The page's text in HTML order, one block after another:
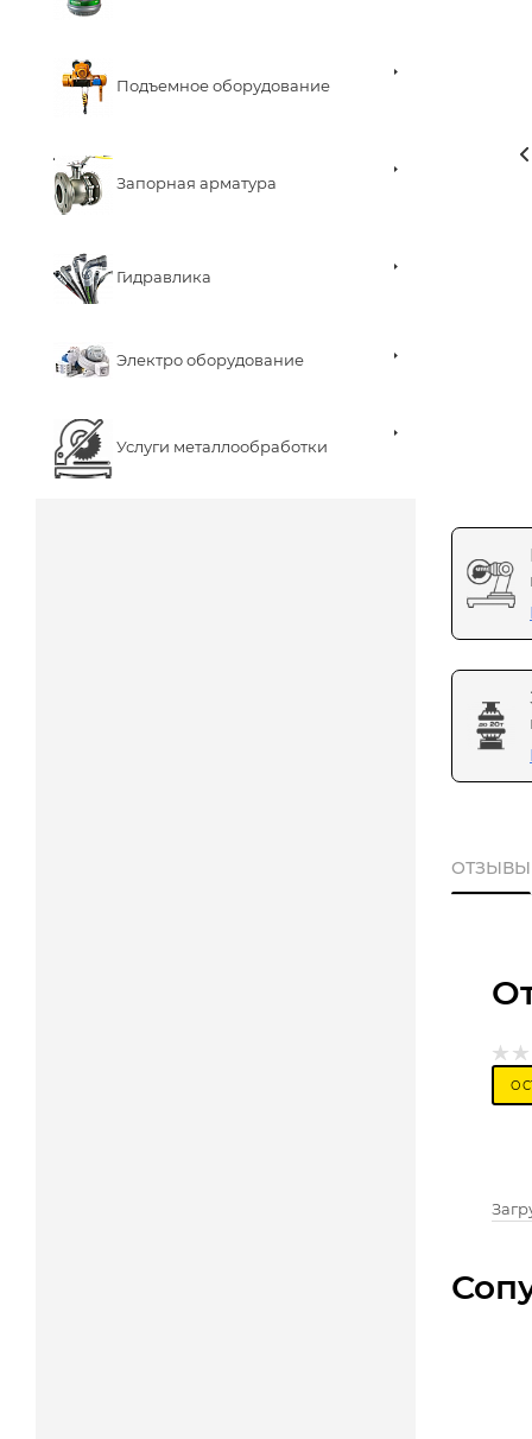
Подъемное оборудование
Запорная арматура
Гидравлика
Электро оборудование
Услуги металлообработки
ОТЗЫВЫ